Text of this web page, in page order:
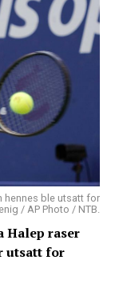
hennes ble utsatt for
/ AP Photo / NTB.
Halep raser
utsatt for